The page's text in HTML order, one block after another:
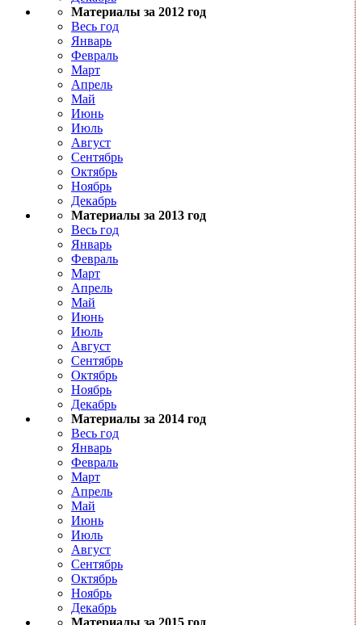
Материалы за 2012 год
Весь год
Январь
Февраль
Март
Апрель
Май
Июнь
Июль
Август
Сентябрь
Октябрь
Ноябрь
Декабрь
Материалы за 2013 год
Весь год
Январь
Февраль
Март
Апрель
Май
Июнь
Июль
Август
Сентябрь
Октябрь
Ноябрь
Декабрь
Материалы за 2014 год
Весь год
Январь
Февраль
Март
Апрель
Май
Июнь
Июль
Август
Сентябрь
Октябрь
Ноябрь
Декабрь
Материалы за 2015 год